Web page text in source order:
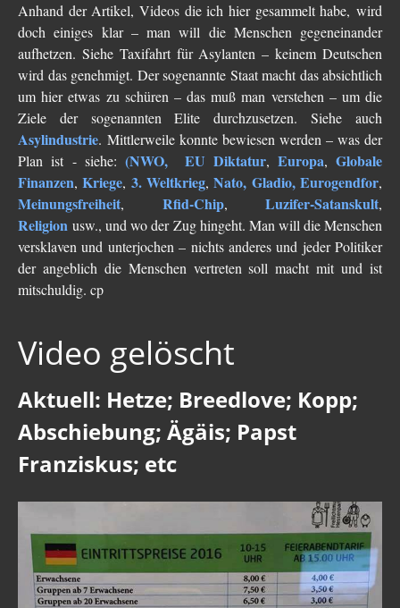
Vergangenheit
Zeitgeschichte
Neues Bewußtsein
Der globale Prädiktor
Rom und Jerusalem
Satanischer Kalender
Geschichte 2020
Trump, Putin, Xi, der falsche Franziskus
»Lolita Express« Jeffrey Epstein
1. Weltkrieg
Kulturrevolution
New Zealand
China Lake
google
Hörbücher
Anhand der Artikel, Videos die ich hier gesammelt habe, wird
doch einiges klar – man will die Menschen gegeneinander
aufhetzen. Siehe Taxifahrt für Asylanten – keinem Deutschen
wird das genehmigt. Der sogenannte Staat macht das absichtlich
um hier etwas zu schüren – das muß man verstehen – um die
Ziele der sogenannten Elite durchzusetzen. Siehe auch
Asylindustrie. Mittlerweile konnte bewiesen werden – was der
Plan ist - siehe: (NWO, EU Diktatur,Europa,Globale
Finanzen,Kriege, 3. Weltkrieg,Nato, Gladio, Eurogendfor,
Meinungsfreiheit, Rfid-Chip, Luzifer-Satanskult,
Religion usw., und wo der Zug hingeht. Man will die Menschen
versklaven und unterjochen – nichts anderes und jeder Politiker
der angeblich die Menschen vertreten soll macht mit und ist
mitschuldig. cp
Video gelöscht
Aktuell: Hetze; Breedlove; Kopp;
Abschiebung; Ägäis; Papst
Franziskus; etc